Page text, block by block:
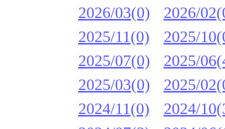
2026/03(0)
2026/
2025/11(0)
2025/
2025/07(0)
2025/
2025/03(0)
2025/
2024/11(0)
2024/